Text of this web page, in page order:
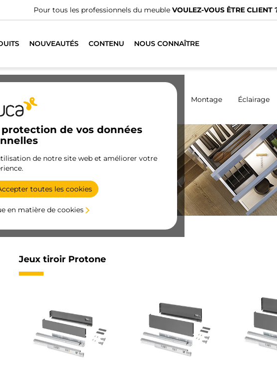
Nous avons des distributeurs spécialisés.TROUVER LE PLUS PROCHE
NOUVEAUTÉS CONTENU NOUS CONNAÎTRE
de vos données
de notre site web et améliorer votre
toutes les cookies
en matière de cookies
Montage Éclairage
moderne
en blanc et
et 178
Jeux tiroir Protone